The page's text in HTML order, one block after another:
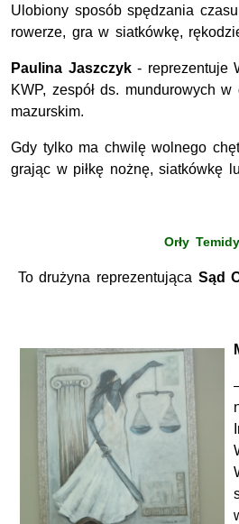
Ulobiony sposób spędzania
rowerze, gra w siatkówkę,
Paulina Jaszczyk- reprezentuje
KWP, zespół ds. mundurowych
mazurskim.
Gdy tylko ma chwilę wolnego
grając w piłkę nożnę, siatkówkę
Orły Temidy
To drużyna reprezentująca Sąd